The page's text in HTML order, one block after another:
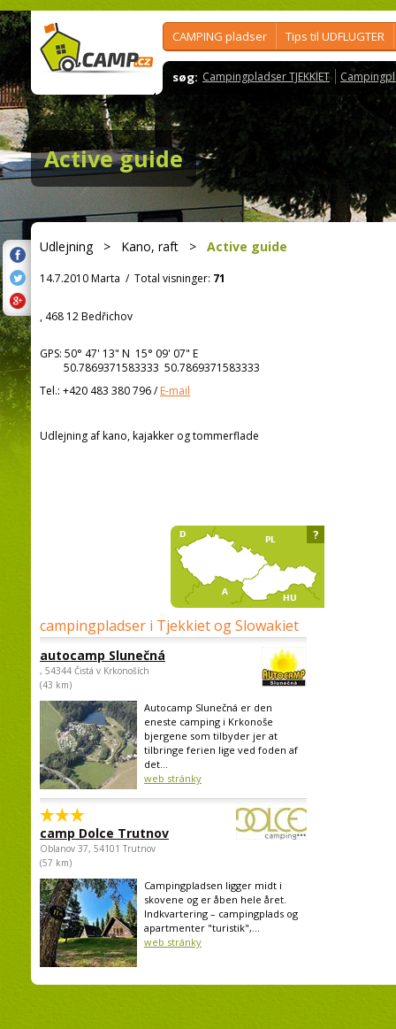
CAMPING pladser Tips til UDFLUGTER
søg: Campingpladser TJEKKIET
Active guide
Udlejning> Kano, raft > Active guide
14.7.2010 Marta / Total visninger: 71
, 468 12 Bedřichov
GPS: 50° 47' 13" N 15° 09' 07" E
50.7869371583333 50.7869371583333
Tel.: +420 483 380 796/E-mail
Udlejning af kano, kajakker og tommerflade
campingpladser i Tjekkiet og Slowakiet
autocamp Slunečná
, 54344 Čistá v Krkonoších
(43 km)
Autocamp Slunečná er den
eneste camping i Krkonoše
bjergene som tilbyder jer at
tilbringe ferien lige ved foden af
det...
web stránky
camp Dolce Trutnov
Oblanov 37, 54101 Trutnov
(57 km)
Campingpladsen ligger midt i
skovene og er åben hele året.
Indkvartering – campingplads og
apartmenter "turistik",...
web stránky
?